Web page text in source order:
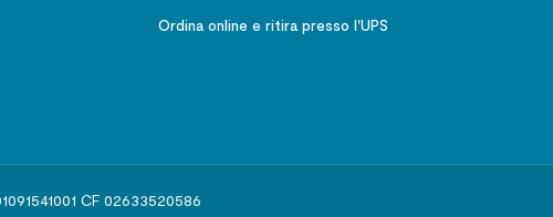
Ordina online e ritira presso l'UPS
CF 02633520586